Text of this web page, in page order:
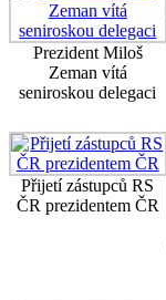
Prezident Miloš
Zeman vítá
seniroskou delegaci
Přijetí zástupců RS
ČR prezidentem ČR